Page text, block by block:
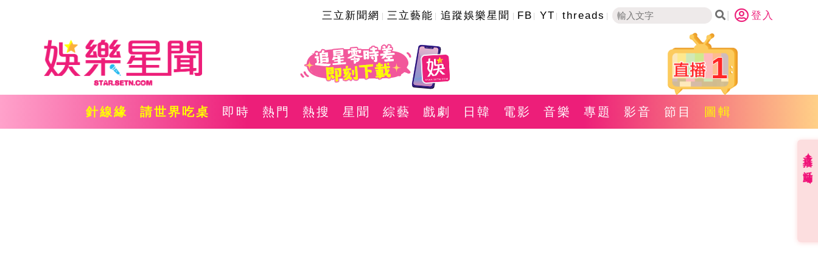
三立新聞網 三立藝能 追蹤娛樂星聞 FB YT threads 登入
1
針線緣 請世界吃桌 即時 熱門 熱搜 星聞 綜藝 戲劇 日韓 電影 音樂 專題 影音 節目 圖輯
直播✦活動